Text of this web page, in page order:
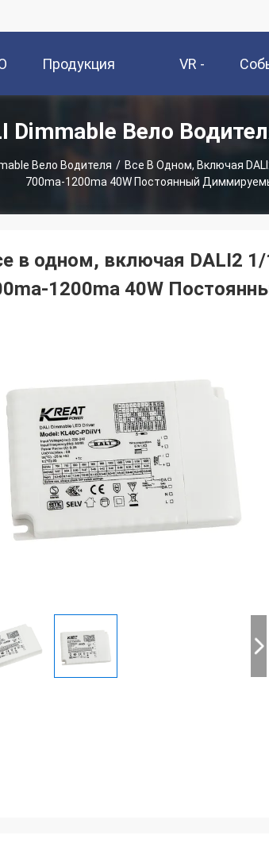
Продукция VR -
Шоу
Dimmable Вело
Вело Водителя / Все В Одном, Включая
700ma-1200ma 40W Постоянный
в одном, включая DALI2
1200ma 40W